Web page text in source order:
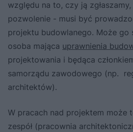
względu na to, czy ją
pozwolenie - musi być
projektu budowlanego. Może go
osoba mająca uprawnienia
projektowania i będąca
samorządu zawodowego (np.
architektów).
W pracach nad projektem może
zespół (pracownia